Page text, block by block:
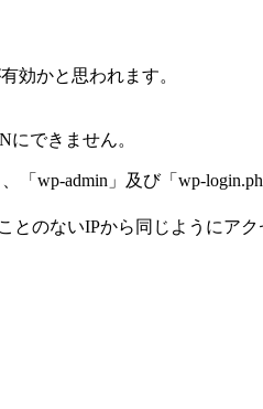
効かと思われます。
できません。
wp-admin」及び「wp-
とのないIPから同じようにア